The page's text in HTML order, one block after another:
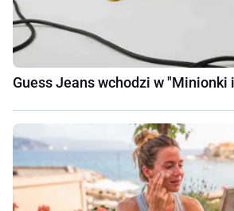
Guess Jeans wchodzi w "Minionki